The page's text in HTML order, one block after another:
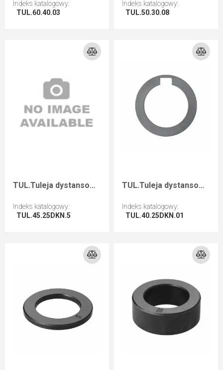
Indeks katalogowy:
TUL.60.40.03
Indeks katalogowy:
TUL.50.30.08
TUL.Tuleja dystansowa D=45 F=25+2CH I=5
Indeks katalogowy:
TUL.45.25DKN.5
TUL.Tuleja dystansowa D=40 F=25+2CH I=1
Indeks katalogowy:
TUL.40.25DKN.01